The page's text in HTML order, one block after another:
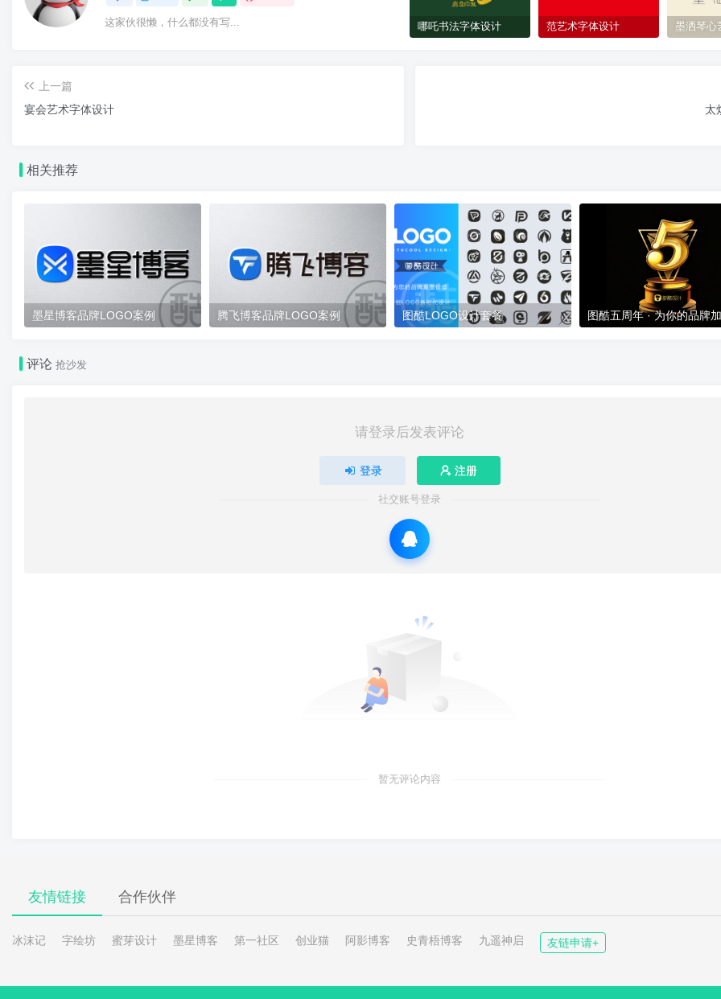
这家伙很懒，什么都没有写... 哪吒书法字体设计 范艺术字体设计 墨洒琴心
上一篇
宴会艺术字体设计
太
相关推荐
墨星博客品牌LOGO案例 腾飞博客品牌LOGO案例 图酷LOGO设计套餐 图酷五周年 · 为你的品牌
评论抢沙发
请登录后发表评论
登录 注册
社交账号登录
暂无评论内容
友情链接 合作伙伴
冰沫记 字绘坊 蜜芽设计 墨星博客 第一社区 创业猫 阿影博客 史青梧博客 九遥神启 友链申请+